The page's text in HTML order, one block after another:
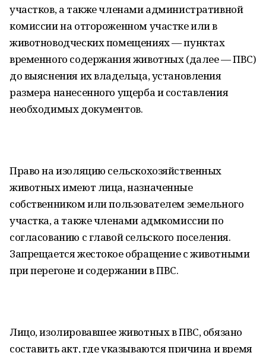
участков, а также членами административной
комиссии на отгороженном участке или в
животноводческих помещениях — пунктах
временного содержания животных (далее — ПВС)
до выяснения их владельца, установления
размера нанесенного ущерба и составления
необходимых документов.
Право на изоляцию сельскохозяйственных
животных имеют лица, назначенные
собственником или пользователем земельного
участка, а также членами адмкомиссии по
согласованию с главой сельского поселения.
Запрещается жестокое обращение с животными
при перегоне и содержании в ПВС.
Лицо, изолировавшее животных в ПВС, обязано
составить акт, где указываются причина и время